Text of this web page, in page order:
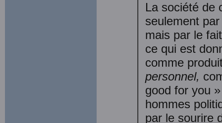
La société de
seulement
mais par le
ce qui est
comme
personnel,
good for you
hommes
par le sourire